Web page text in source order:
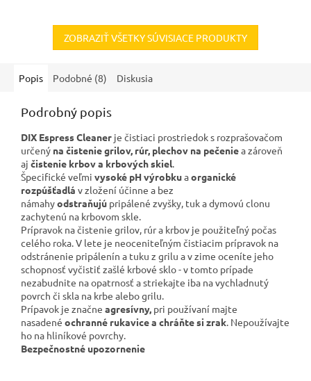
ZOBRAZIŤ VŠETKY SÚVISIACE PRODUKTY
Popis Podobné (8) Diskusia
Podrobný popis
DIX Espress Cleaner je čistiaci prostriedok s rozprašovačom
určený na čistenie grilov, rúr, plechov na pečeniea zároveň
aj čistenie krbov a krbových skiel.
Špecifické veľmi vysoké pH výrobkuaorganické
rozpúšťadlá v zložení účinne a bez
námahyodstraňujú pripálené zvyšky, tuk a dymovú clonu
zachytenú na krbovom skle.
Prípravok na čistenie grilov, rúr a krbov je použiteľný počas
celého roka. V lete je neoceniteľným čistiacim prípravok na
odstránenie pripálenín a tuku z grilu a v zime oceníte jeho
schopnosť vyčistiť zašlé krbové sklo - v tomto prípade
nezabudnite na opatrnosť a striekajte iba na vychladnutý
povrch či skla na krbe alebo grilu.
Prípavok je značne agresívny, pri používaní majte
nasadené ochranné rukavice a chráňte si zrak. Nepoužívajte
ho na hliníkové povrchy.
Bezpečnostné upozornenie